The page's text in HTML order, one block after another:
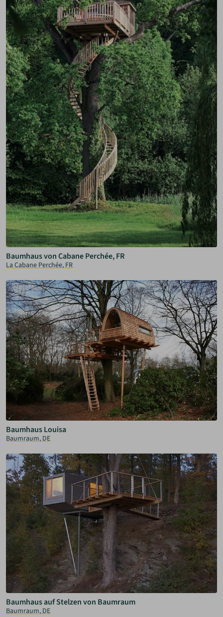
Baumhaus von Cabane Perchée, FR
La Cabane Perchée, FR
Baumhaus Louisa
Baumraum, DE
Baumhaus auf Stelzen von Baumraum
Baumraum, DE